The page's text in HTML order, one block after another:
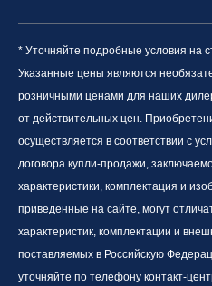
* Уточняйте подробные условия на
Указанные цены являются
розничными ценами для наших
от действительных цен.
осуществляется в соответствии с
договора купли-продажи,
характеристики, комплектация и
приведенные на сайте, могут
характеристик, комплектации и
поставляемых в Российскую
уточняйте по телефону контакт-